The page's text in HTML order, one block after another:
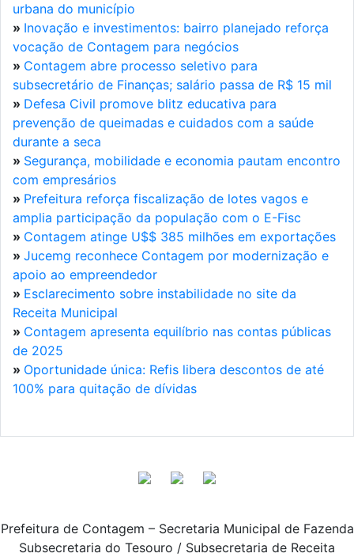
urbana do município
» Inovação e investimentos: bairro planejado reforça
vocação de Contagem para negócios
» Contagem abre processo seletivo para
subsecretário de Finanças; salário passa de R$ 15 mil
» Defesa Civil promove blitz educativa para
prevenção de queimadas e cuidados com a saúde
durante a seca
» Segurança, mobilidade e economia pautam encontro
com empresários
» Prefeitura reforça fiscalização de lotes vagos e
amplia participação da população com o E-Fisc
» Contagem atinge U$$ 385 milhões em exportações
» Jucemg reconhece Contagem por modernização e
apoio ao empreendedor
» Esclarecimento sobre instabilidade no site da
Receita Municipal
» Contagem apresenta equilíbrio nas contas públicas
de 2025
» Oportunidade única: Refis libera descontos de até
100% para quitação de dívidas
Prefeitura de Contagem – Secretaria Municipal de Fazenda
Subsecretaria do Tesouro / Subsecretaria de Receita